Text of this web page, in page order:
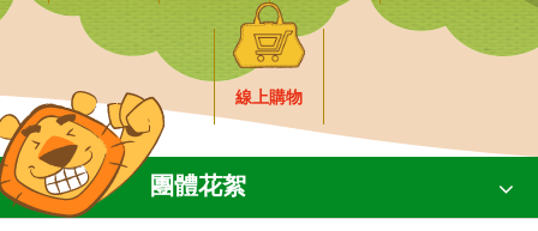
線上購物
團體花絮